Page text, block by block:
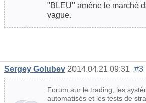
"BLEU" amène le marché
vague.
Sergey Golubev 2014.04.21 09:31 #3
Forum sur le trading, les
automatisés et les tests de